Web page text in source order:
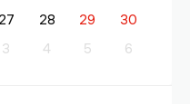
27 28 29
30
3 4 5 6